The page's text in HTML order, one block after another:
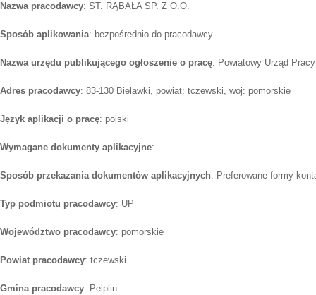
Nazwa pracodawcy: ST. RĄBAŁA SP. Z O.O.
Sposób aplikowania: bezpośrednio do pracodawcy
Nazwa urzędu publikującego ogłoszenie o pracę: Powiatowy Urząd
Adres pracodawcy: 83-130 Bielawki, powiat: tczewski, woj: pomorskie
Język aplikacji o pracę: polski
Wymagane dokumenty aplikacyjne: -
Sposób przekazania dokumentów aplikacyjnych: Preferowane formy
Typ podmiotu pracodawcy: UP
Województwo pracodawcy: pomorskie
Powiat pracodawcy: tczewski
Gmina pracodawcy: Pelplin